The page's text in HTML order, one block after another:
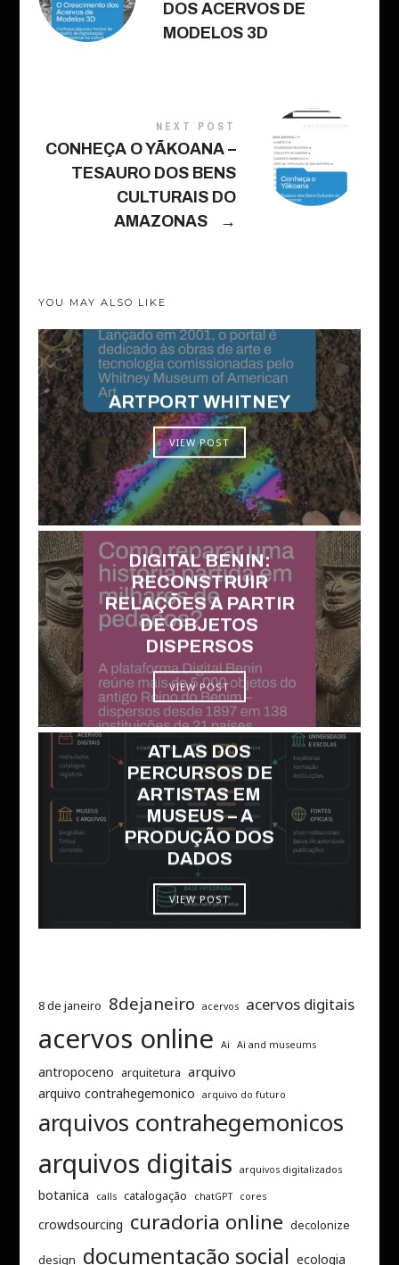
DOS ACERVOS DE
MODELOS 3D
NEXT POST
CONHEÇA O YÃKOANA –
TESAURO DOS BENS
CULTURAIS DO
AMAZONAS
→
YOU MAY ALSO LIKE
ARTPORT WHITNEY
VIEW POST
DIGITAL BENIN:
RECONSTRUIR
RELAÇÕES A PARTIR
DE OBJETOS
DISPERSOS
VIEW POST
ATLAS DOS
PERCURSOS DE
ARTISTAS EM
MUSEUS – A
PRODUÇÃO DOS
DADOS
VIEW POST
8 de janeiro 8dejaneiro acervos acervos digitais
acervos online Ai Ai and museums
antropoceno arquitetura arquivo
arquivo contrahegemonico arquivo do futuro
arquivos contrahegemonicos
arquivos digitais arquivos digitalizados
botanica calls catalogação chatGPT cores
crowdsourcing curadoria online decolonize
design documentação social ecologia